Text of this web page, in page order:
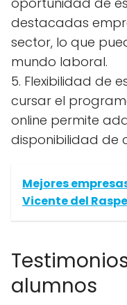
destacadas
sector, lo que
mundo laboral.
5. Flexibilidad de
cursar el
online permite
disponibilidad de
Mejores
Vicente del
alumnos